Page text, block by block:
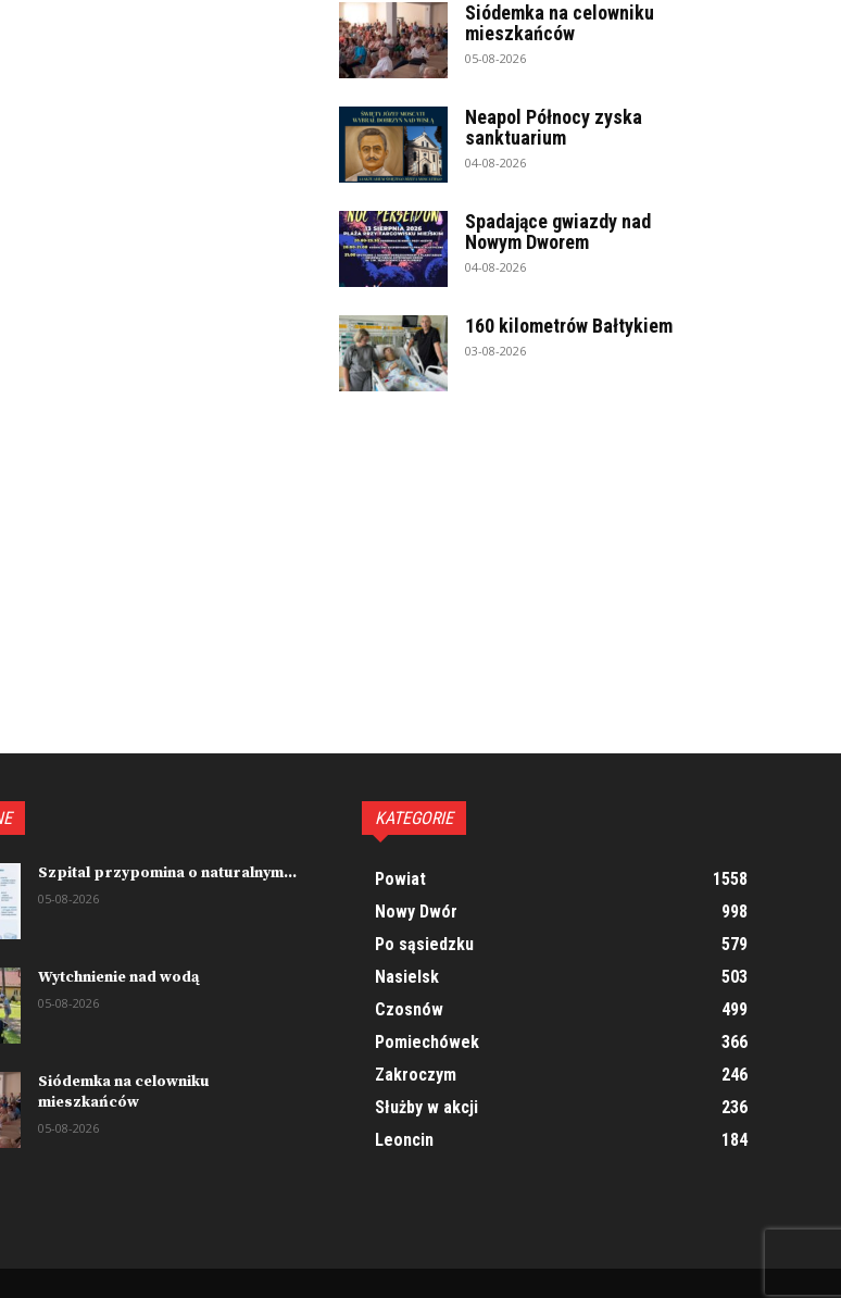
Siódemka na celowniku
mieszkańców
05-08-2026
Neapol Północy zyska
sanktuarium
04-08-2026
Spadające gwiazdy nad
Nowym Dworem
04-08-2026
160 kilometrów Bałtykiem
03-08-2026
Szpital przypomina o naturalnym...
05-08-2026
Wytchnienie nad wodą
05-08-2026
Siódemka na celowniku
mieszkańców
05-08-2026
KATEGORIE
Powiat
1558
Nowy Dwór
998
Po sąsiedzku
579
Nasielsk
503
Czosnów
499
Pomiechówek
366
Zakroczym
246
Służby w akcji
236
Leoncin
184